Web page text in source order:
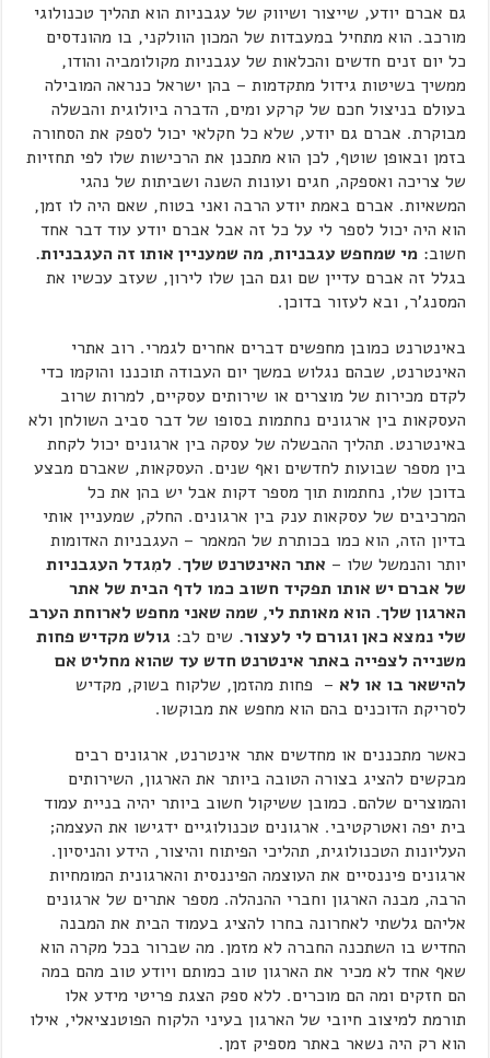
גם אברם יודע, שייצור ושיווק של עגבניות הוא תהליך טכנולוגי
מורכב. הוא מתחיל במעבדות של המכון הוולקני, בו מהונדסים
כל יום זנים חדשים והכלאות של עגבניות מקולומביה והודו,
ממשיך בשיטות גידול מתקדמות – בהן ישראל כנראה המובילה
בעולם בניצול חכם של קרקע ומים, הדברה ביולוגית והבשלה
מבוקרת. אברם גם יודע, שלא כל חקלאי יכול לספק את הסחורה
בזמן ובאופן שוטף, לכן הוא מתכנן את הרכישות שלו לפי תחזיות
של צריכה ואספקה, חגים ועונות השנה ושביתות של נהגי
המשאיות. אברם באמת יודע הרבה ואני בטוח, שאם היה לו זמן,
הוא היה יכול לספר לי על כל זה אבל אברם יודע עוד דבר אחד
חשוב:מי שמחפש עגבניות, מה שמעניין אותו זה העגבניות.
בגלל זה אברם עדיין שם וגם הבן שלו לירון, שעזב עכשיו את
המסנג'ר, ובא לעזור בדוכן.
באינטרנט כמובן מחפשים דברים אחרים לגמרי. רוב אתרי
האינטרנט, שבהם נגלוש במשך יום העבודה תוכננו והוקמו כדי
לקדם מכירות של מוצרים או שירותים עסקיים, למרות שרוב
העסקאות בין ארגונים נחתמות בסופו של דבר סביב השולחן ולא
באינטרנט. תהליך ההבשלה של עסקה בין ארגונים יכול לקחת
בין מספר שבועות לחדשים ואף שנים. העסקאות, שאברם מבצע
בדוכן שלו, נחתמות תוך מספר דקות אבל יש בהן את כל
המרכיבים של עסקאות ענק בין ארגונים. החלק, שמעניין אותי
בדיון הזה, הוא כמו בכותרת של המאמר – העגבניות האדומות
יותר והנמשל שלו – אתר האינטרנט שלך. למִגדל העגבניות
של אברם יש אותו תפקיד חשוב כמו לדף הבית של אתר
הארגון שלך. הוא מאותת לי, שמה שאני מחפש לארוחת הערב
שלי נמצא כאן וגורם לי לעצור. שים לב: גולש מקדיש פחות
משנייה לצפייה באתר אינטרנט חדש עד שהוא מחליט אם
להישאר בו או לא – פחות מהזמן, שלקוח בשוק, מקדיש
לסריקת הדוכנים בהם הוא מחפש את מבוקשו.
כאשר מתכננים או מחדשים אתר אינטרנט, ארגונים רבים
מבקשים להציג בצורה הטובה ביותר את הארגון, השירותים
והמוצרים שלהם. כמובן ששיקול חשוב ביותר יהיה בניית עמוד
בית יפה ואטרקטיבי. ארגונים טכנולוגיים ידגישו את העצמה;
העליונות הטכנולוגית, תהליכי הפיתוח והיצור, הידע והניסיון.
ארגונים פיננסיים את העוצמה הפיננסית והארגונית המומחיות
הרבה, מבנה הארגון וחברי ההנהלה. מספר אתרים של ארגונים
אליהם גלשתי לאחרונה בחרו להציג בעמוד הבית את המבנה
החדיש בו השתכנה החברה לא מזמן. מה שברור בכל מקרה הוא
שאף אחד לא מכיר את הארגון טוב כמותם ויודע טוב מהם במה
הם חזקים ומה הם מוכרים. ללא ספק הצגת פריטי מידע אלו
תורמת למיצוב חיובי של הארגון בעיני הלקוח הפוטנציאלי, אילו
הוא רק היה נשאר באתר מספיק זמן.